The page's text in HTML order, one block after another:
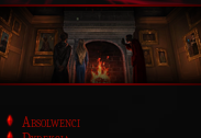
Absolwenci